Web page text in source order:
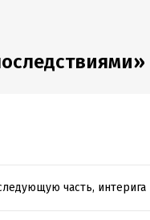
часть, интерига